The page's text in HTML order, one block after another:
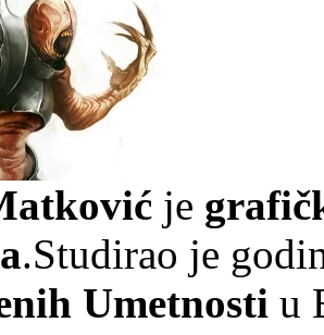
je
.Studirao je
Umetnosti u